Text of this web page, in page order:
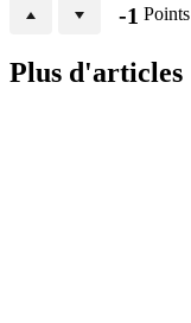
-1 Points
Plus d'articles